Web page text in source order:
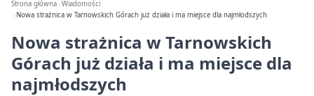
Strona główna Wiadomości
Nowa strażnica w Tarnowskich Górach już działa i ma miejsce dla najmłodszych
Nowa strażnica w Tarnowskich
Górach już działa i ma miejsce dla
najmłodszych